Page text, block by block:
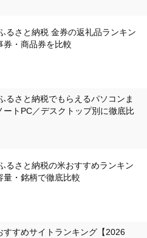
るさと納税 金券の返礼品ランキン
券・商品券を比較
るさと納税でもらえるパソコンま
ートPC／デスクトップ別に徹底比
るさと納税の米おすすめランキン
量・銘柄で徹底比較
すすめサイトランキング【2026